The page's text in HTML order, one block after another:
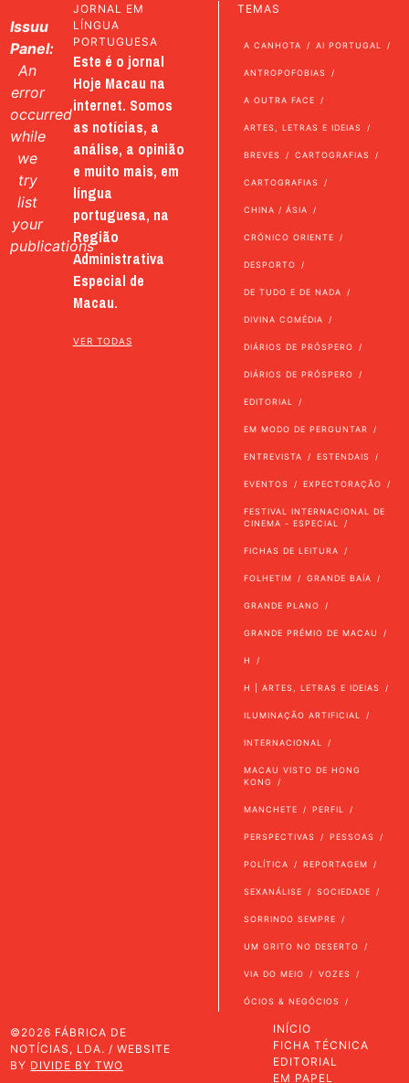
Issuu
Panel:
An
error
occurred
while
we
try
list
your
publications
JORNAL EM
LÍNGUA
PORTUGUESA
Este é o jornal
Hoje Macau na
internet. Somos
as notícias, a
análise, a opinião
e muito mais, em
língua
portuguesa, na
Região
Administrativa
Especial de
Macau.
VER TODAS
TEMAS
A CANHOTA AI PORTUGAL
ANTROPOFOBIAS
A OUTRA FACE
ARTES, LETRAS E IDEIAS
BREVES CARTOGRAFIAS
CARTOGRAFIAS
CHINA / ÁSIA
CRÓNICO ORIENTE
DESPORTO
DE TUDO E DE NADA
DIVINA COMÉDIA
DIÁRIOS DE PRÓSPERO
DIÁRIOS DE PRÓSPERO
EDITORIAL
EM MODO DE PERGUNTAR
ENTREVISTA ESTENDAIS
EVENTOS EXPECTORAÇÃO
FESTIVAL INTERNACIONAL DE
CINEMA - ESPECIAL
FICHAS DE LEITURA
FOLHETIM GRANDE BAÍA
GRANDE PLANO
GRANDE PRÉMIO DE MACAU
H
H | ARTES, LETRAS E IDEIAS
ILUMINAÇÃO ARTIFICIAL
INTERNACIONAL
MACAU VISTO DE HONG
KONG
MANCHETE PERFIL
PERSPECTIVAS PESSOAS
POLÍTICA REPORTAGEM
SEXANÁLISE SOCIEDADE
SORRINDO SEMPRE
UM GRITO NO DESERTO
VIA DO MEIO VOZES
ÓCIOS & NEGÓCIOS
©2026 FÁBRICA DE
NOTÍCIAS, LDA. / WEBSITE
BY DIVIDE BY TWO
INÍCIO
FICHA TÉCNICA
EDITORIAL
EM PAPEL